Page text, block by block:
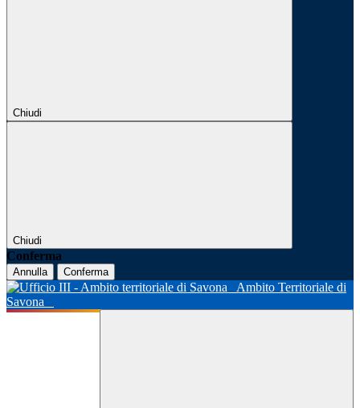
Chiudi
Chiudi
Conferma
Annulla Conferma
Ambito Territoriale di
Savona